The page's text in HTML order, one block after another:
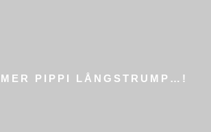
PIPPI LÅNGSTRUMP…!